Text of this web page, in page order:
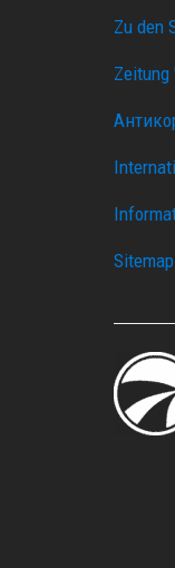
Zu den
Zeitung
Sitemap